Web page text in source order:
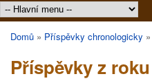
Hlavní menu
Jste zde
Domů » Příspěvky chronologicky »
Příspěvky z